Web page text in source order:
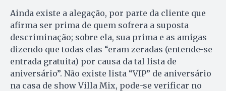
Ainda existe a alegação, por parte da cliente que
afirma ser prima de quem sofrera a suposta
descriminação; sobre ela, sua prima e as amigas
dizendo que todas elas “eram zeradas (entende-se
entrada gratuita) por causa da tal lista de
aniversário”. Não existe lista “VIP” de aniversário
na casa de show Villa Mix, pode-se verificar no